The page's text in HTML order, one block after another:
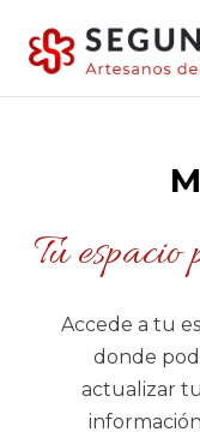
contenido
Tu
Accede a tu
donde
actualizar